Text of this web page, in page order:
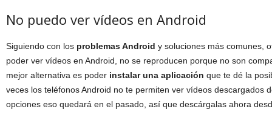
No puedo ver vídeos en Android
Siguiendo con los problemas Android y soluciones más comunes,
poder ver vídeos en Android, no se reproducen porque no son
mejor alternativa es poder instalar una aplicación que te dé la
veces los teléfonos Android no te permiten ver vídeos descargados
opciones eso quedará en el pasado, así que descárgalas ahora